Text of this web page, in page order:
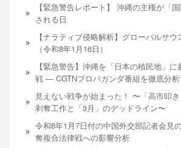
【緊急警告レポート】 沖縄の主権が「
される日
【ナラティブ侵略解析】グローバルサ
（令和8年1月16日）
【緊急警告】沖縄を「日本の植民地」
戦 ― CGTNプロパガンダ番組を徹底分
見えない戦争が始まった！ 〜「高市叩
剥奪工作と「3月」のデッドライン〜
令和8年1月7日付の中国外交部記者会見
奪複合法律戦への影響分析